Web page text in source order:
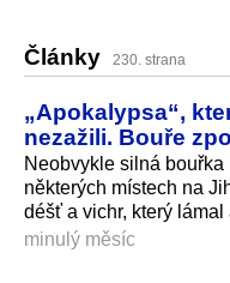
Články 230. strana
„Apokalypsa“,
nezažili. Bouře
Neobvykle silná
některých místech na
déšť a vichr, který lámal
minulý měsíc